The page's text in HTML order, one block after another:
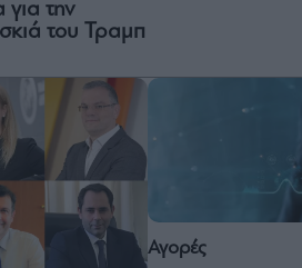
για την
του Τραμπ
Αγορές